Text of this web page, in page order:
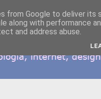
from Google to deliver its
along with performance
and address abuse.